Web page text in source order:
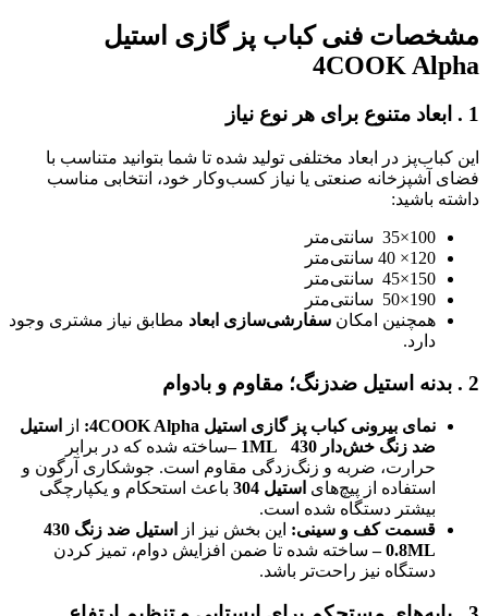
مشخصات فنی کباب پز گازی استیل
4COOK Alpha
1
. ابعاد متنوع برای هر نوع نیاز
این کباب‌پز در ابعاد مختلفی تولید شده تا شما بتوانید متناسب با
فضای آشپزخانه صنعتی یا نیاز کسب‌وکار خود، انتخابی مناسب
داشته باشید:
100×35 سانتی‌متر
120× 40 سانتی‌متر
150×45 سانتی‌متر
190×50 سانتی‌متر
همچنین امکان سفارشی‌سازی ابعاد مطابق نیاز مشتری وجود
دارد.
2
. بدنه استیل ضدزنگ؛ مقاوم و بادوام
نمای بیرونی کباب پز گازی استیل 4COOK Alpha : از
استیل
ضد زنگ خش‌دار 430
–ساخته شده که در برابر
حرارت، ضربه و زنگ‌زدگی مقاوم است. جوشکاری آرگون و
استفاده از پیچ‌های استیل 304
باعث استحکام و یکپارچگی
بیشتر دستگاه شده است.
قسمت کف و سینی: این بخش نیز از
استیل ضد زنگ 430
0.8ML –
ساخته شده تا ضمن افزایش دوام، تمیز کردن
دستگاه نیز راحت‌تر باشد.